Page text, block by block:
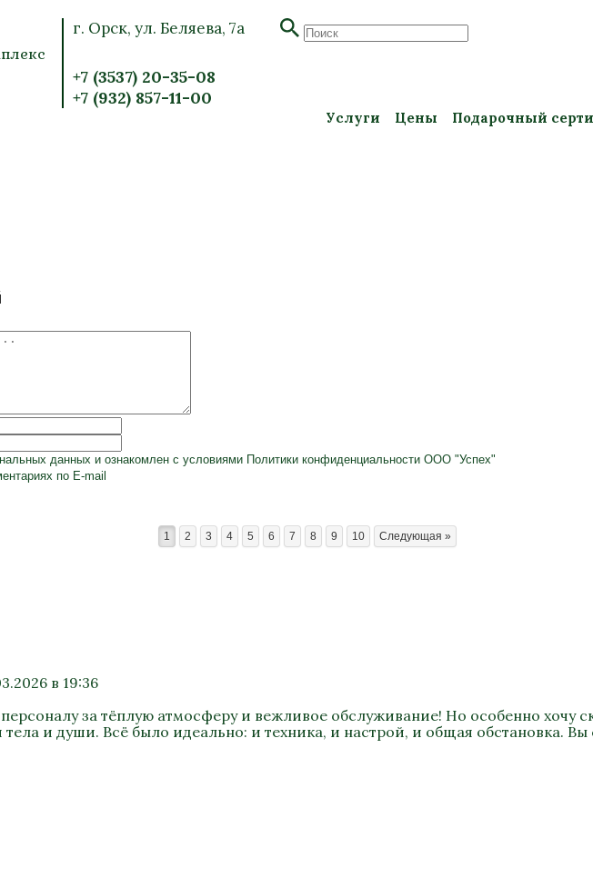
г. Орск, ул. Беляева, 7а
+7 (3537) 20-35-08
+7 (932) 857-11-00
Услуги Цены Подарочный
данных и ознакомлен с условиями Политики конфиденциальности ООО "Успех"
по E-mail
1 2 3 4 5 6 7 8 9 10 Следующая »
в 19:36
за тёплую атмосферу и вежливое обслуживание! Но особенно хочу
и души. Всё было идеально: и техника, и настрой, и общая обстановка.